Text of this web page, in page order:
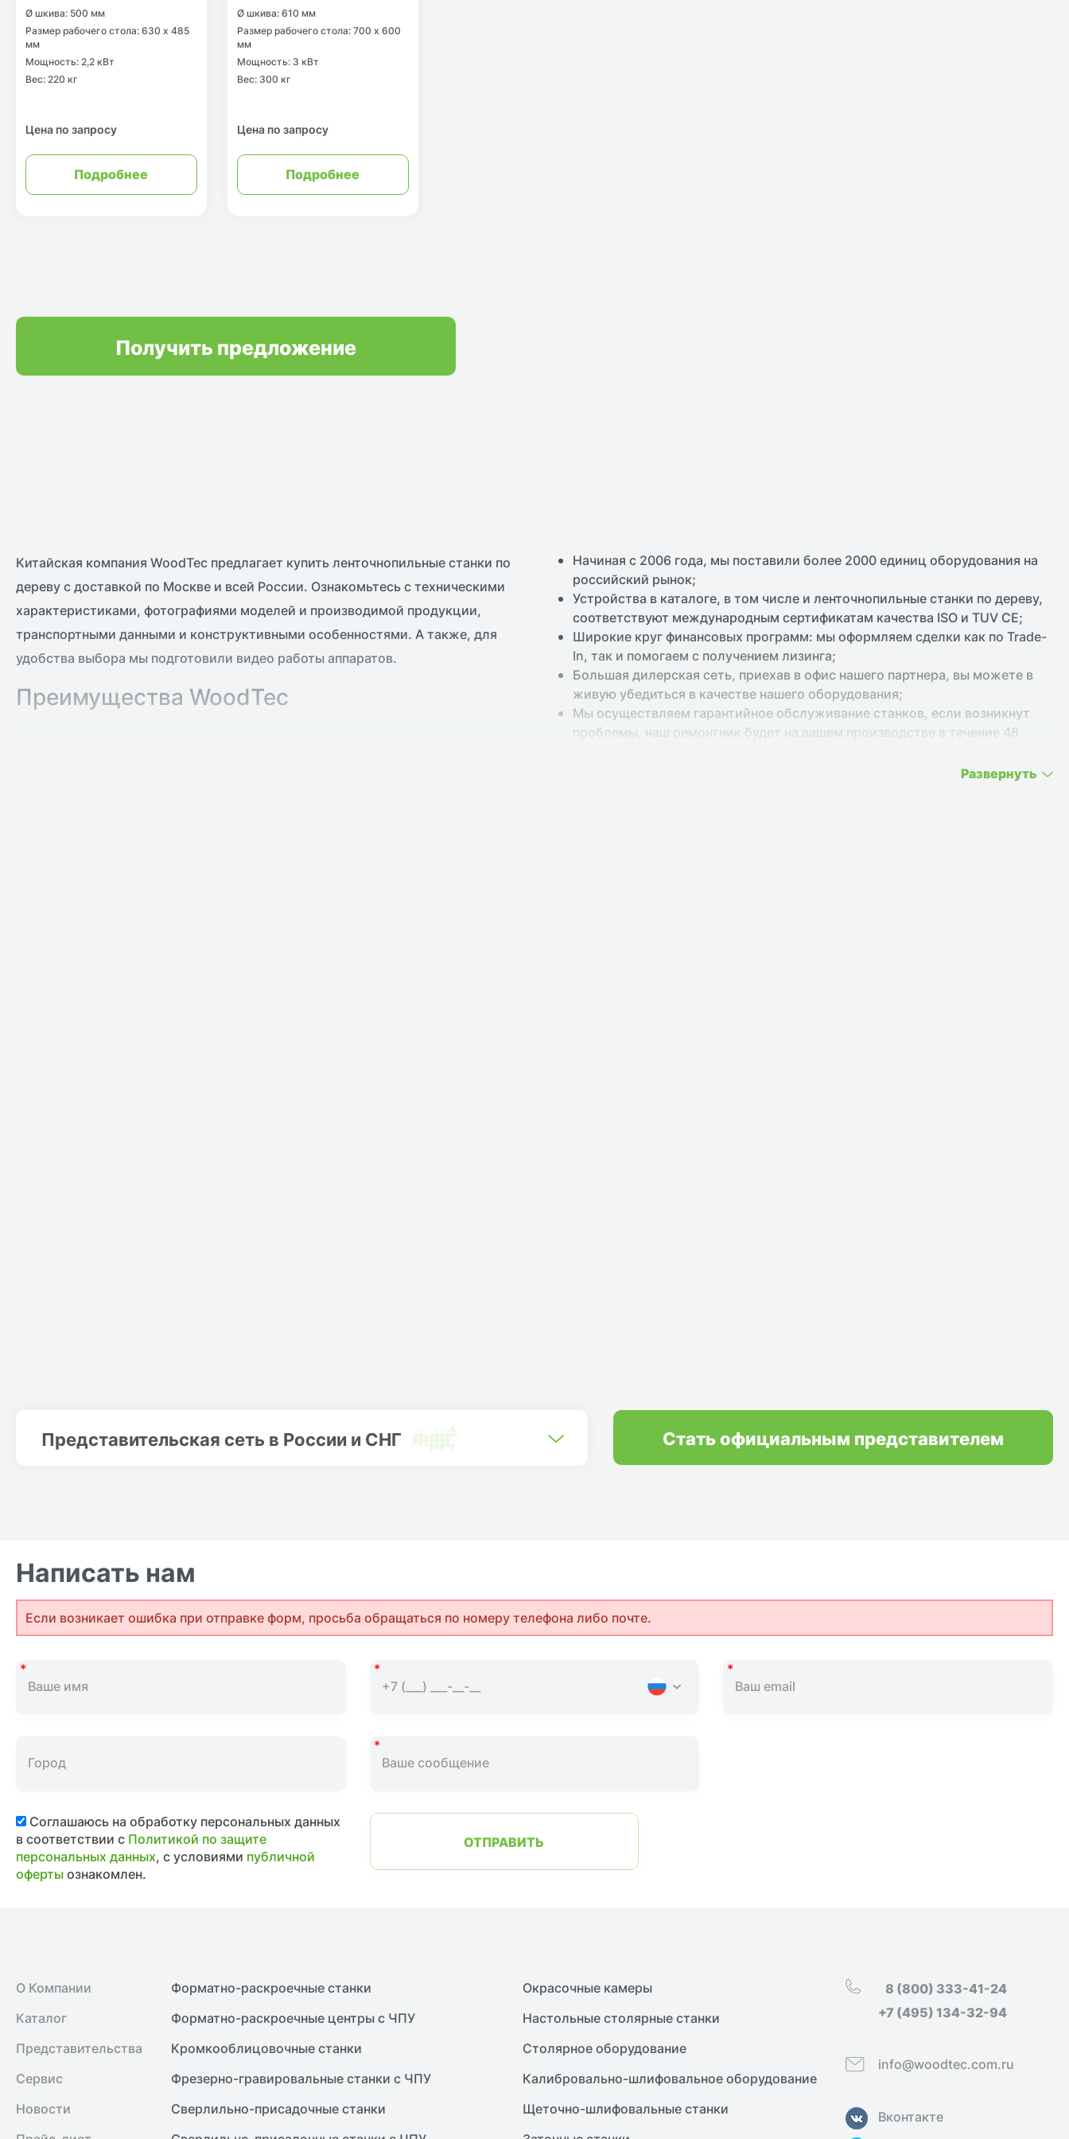
Ø шкива: 500 мм
Размер рабочего стола: 630 x 485
мм
Мощность: 2,2 кВт
Вес: 220 кг
Цена по запросу
Подробнее
Ø шкива: 610 мм
Размер рабочего стола: 700 x 600
мм
Мощность: 3 кВт
Вес: 300 кг
Цена по запросу
Подробнее
Получить предложение
Китайская компания WoodTec предлагает купить ленточнопильные станки по
дереву с доставкой по Москве и всей России. Ознакомьтесь с техническими
характеристиками, фотографиями моделей и производимой продукции,
транспортными данными и конструктивными особенностями. А также, для
удобства выбора мы подготовили видео работы аппаратов.
Преимущества WoodTec
Начиная с 2006 года, мы поставили более 2000 единиц оборудования на
российский рынок;
Устройства в каталоге, в том числе и ленточнопильные станки по дереву,
соответствуют международным сертификатам качества ISO и TUV CE;
Широкие круг финансовых программ: мы оформляем сделки как по Trade-
In, так и помогаем с получением лизинга;
Большая дилерская сеть, приехав в офис нашего партнера, вы можете в
живую убедиться в качестве нашего оборудования;
Мы осуществляем гарантийное обслуживание станков, если возникнут
проблемы, наш ремонтник будет на вашем производстве в течение 48
Развернуть
Представительская сеть в России и СНГ Стать официальным представителем
Написать нам
Если возникает ошибка при отправке форм, просьба обращаться по номеру телефона либо почте.
Соглашаюсь на обработку персональных данных
в соответствии с Политикой по защите
персональных данных, с условиями публичной
офертыознакомлен.
ОТПРАВИТЬ
О Компании
Каталог
Представительства
Сервис
Новости
Форматно-раскроечные станки
Форматно-раскроечные центры с ЧПУ
Кромкооблицовочные cтанки
Фрезерно-гравировальные станки с ЧПУ
Сверлильно-присадочные станки
Окрасочные камеры
Настольные столярные станки
Столярное оборудование
Калибровально-шлифовальное оборудование
Щеточно-шлифовальные станки
8 (800) 333-41-24
+7 (495) 134-32-94
info@woodtec.com.ru
Вконтакте